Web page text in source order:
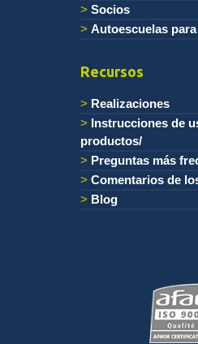
Socios
Autoescuelas
Recursos
Realizaciones
Instrucciones de
productos/
Preguntas más
Comentarios de
Blog